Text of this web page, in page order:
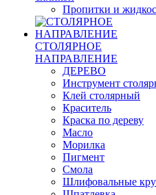
Пропитки и
СТОЛЯРНОЕ
НАПРАВЛЕНИЕ
ДЕРЕВО
Инструмент
Клей столярный
Краситель
Краска по дереву
Масло
Морилка
Пигмент
Смола
Шлифовальные